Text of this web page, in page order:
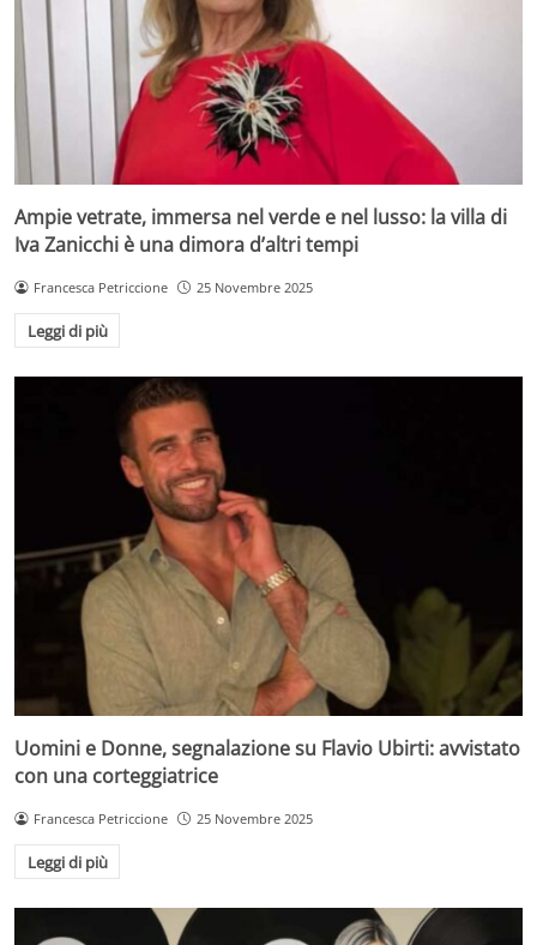
Ampie vetrate, immersa nel verde e nel lusso: la villa di
Iva Zanicchi è una dimora d’altri tempi
Francesca Petriccione 25 Novembre 2025
Leggi di più
Uomini e Donne, segnalazione su Flavio Ubirti: avvistato
con una corteggiatrice
Francesca Petriccione 25 Novembre 2025
Leggi di più